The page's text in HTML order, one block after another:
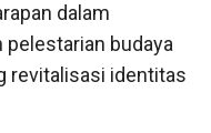
dalam
pelestarian budaya
revitalisasi identitas